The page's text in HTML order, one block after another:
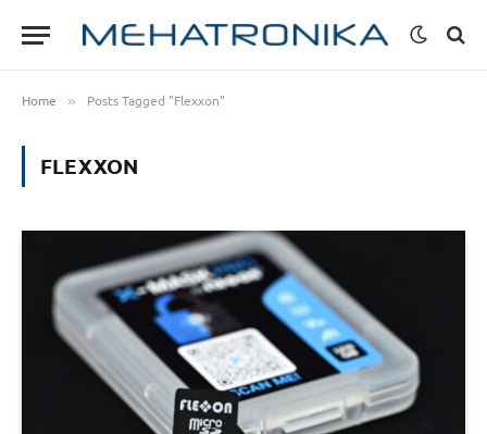
Home » Posts Tagged "Flexxon"
FLEXXON